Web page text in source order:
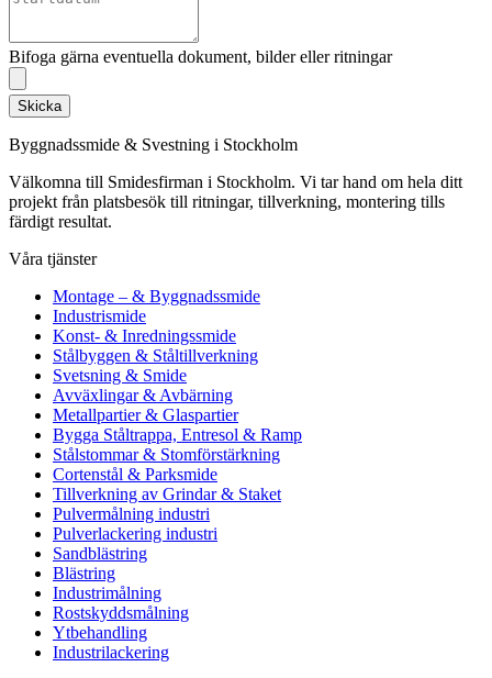
Bifoga gärna eventuella dokument, bilder eller ritningar
Skicka
Byggnadssmide & Svestning i Stockholm
Välkomna till Smidesfirman i Stockholm. Vi tar hand om hela ditt
projekt från platsbesök till ritningar, tillverkning, montering tills
färdigt resultat.
Våra tjänster
Montage – & Byggnadssmide
Industrismide
Konst- & Inredningssmide
Stålbyggen & Ståltillverkning
Svetsning & Smide
Avväxlingar & Avbärning
Metallpartier & Glaspartier
Bygga Ståltrappa, Entresol & Ramp
Stålstommar & Stomförstärkning
Cortenstål & Parksmide
Tillverkning av Grindar & Staket
Pulvermålning industri
Pulverlackering industri
Sandblästring
Blästring
Industrimålning
Rostskyddsmålning
Ytbehandling
Industrilackering